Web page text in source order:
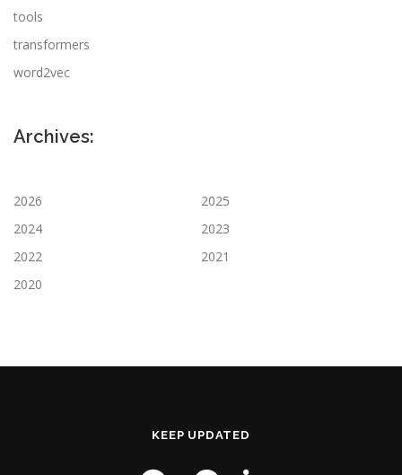
tools
transformers
word2vec
Archives:
2026
2025
2024
2023
2022
2021
2020
KEEP UPDATED